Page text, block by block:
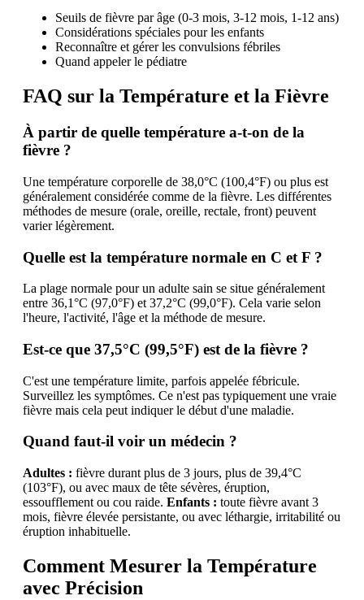
Seuils de fièvre par âge (0-3 mois, 3-12 mois, 1-12 ans)
Considérations spéciales pour les enfants
Reconnaître et gérer les convulsions fébriles
Quand appeler le pédiatre
FAQ sur la Température et la Fièvre
À partir de quelle température a-t-on de la
fièvre ?
Une température corporelle de 38,0°C (100,4°F) ou plus est
généralement considérée comme de la fièvre. Les différentes
méthodes de mesure (orale, oreille, rectale, front) peuvent
varier légèrement.
Quelle est la température normale en C et F ?
La plage normale pour un adulte sain se situe généralement
entre 36,1°C (97,0°F) et 37,2°C (99,0°F). Cela varie selon
l'heure, l'activité, l'âge et la méthode de mesure.
Est-ce que 37,5°C (99,5°F) est de la fièvre ?
C'est une température limite, parfois appelée fébricule.
Surveillez les symptômes. Ce n'est pas typiquement une vraie
fièvre mais cela peut indiquer le début d'une maladie.
Quand faut-il voir un médecin ?
Adultes : fièvre durant plus de 3 jours, plus de 39,4°C
(103°F), ou avec maux de tête sévères, éruption,
essoufflement ou cou raide. Enfants : toute fièvre avant 3
mois, fièvre élevée persistante, ou avec léthargie, irritabilité ou
éruption inhabituelle.
Comment Mesurer la Température
avec Précision